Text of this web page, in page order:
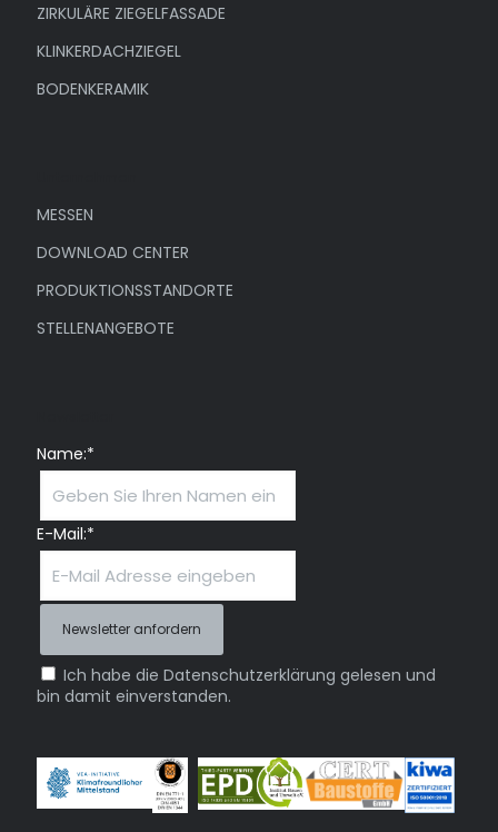
ZIRKULÄRE ZIEGELFASSADE
KLINKERDACHZIEGEL
BODENKERAMIK
MESSEN
DOWNLOAD CENTER
PRODUKTIONSSTANDORTE
STELLENANGEBOTE
Name:*
E-Mail:*
Ich habe die Datenschutzerklärung gelesen und
bin damit einverstanden.